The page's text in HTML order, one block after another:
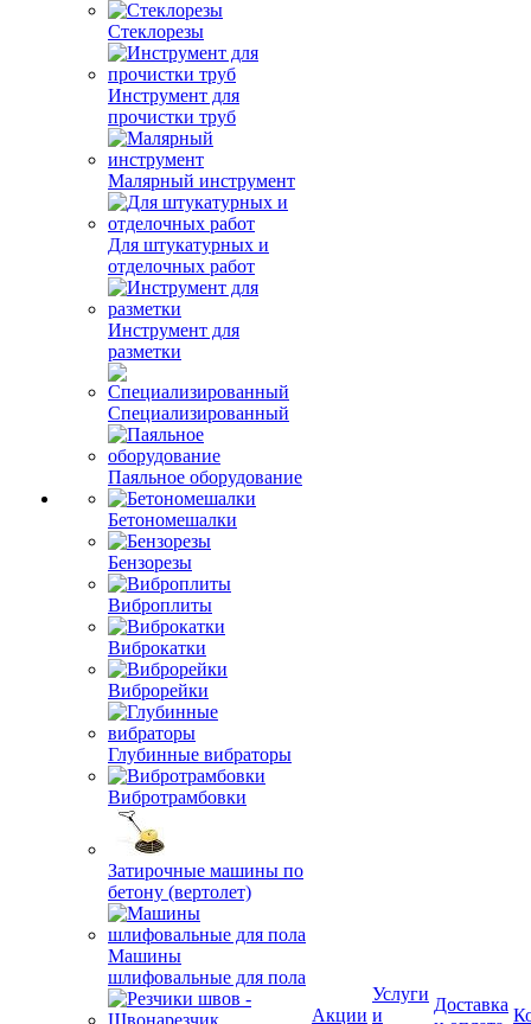
Стеклорезы
Инструмент для
прочистки труб
Малярный инструмент
Для штукатурных и
отделочных работ
Инструмент для
разметки
Специализированный
Паяльное оборудование
Бетономешалки
Бензорезы
Виброплиты
Виброкатки
Виброрейки
Глубинные вибраторы
Вибротрамбовки
Затирочные машины по
бетону (вертолет)
Машины
шлифовальные для пола
Услуги